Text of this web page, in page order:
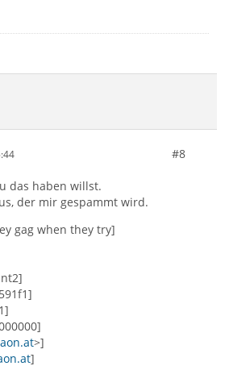
#8
das haben willst.
der mir gespammt wird.
gag when they try]
>]
]